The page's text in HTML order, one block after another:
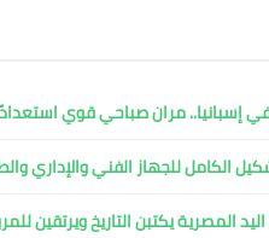
إسبانيا.. مران صباحي قوي
الكامل للجهاز الفني والإداري
المصرية يكتبن التاريخ ويرتقين